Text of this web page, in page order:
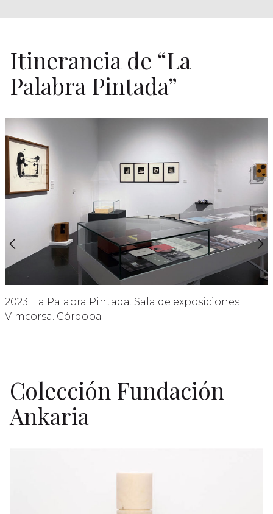
Itinerancia de “La
Palabra Pintada”
2023. La Palabra Pintada. Sala de exposiciones
Vimcorsa. Córdoba
Colección Fundación
Ankaria